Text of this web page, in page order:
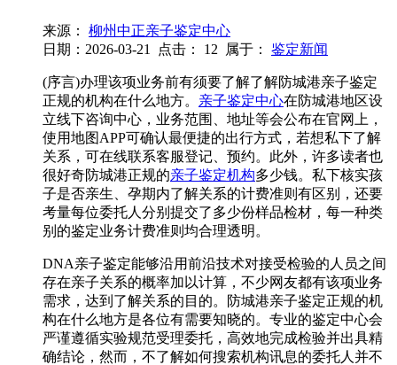
来源：
柳州中正亲子鉴定中心
日期：2026-03-21
点击： 12 属于： 鉴定新闻
(序言)办理该项业务前有须要了解了解防城港亲子鉴定
正规的机构在什么地方。 亲子鉴定中心在防城港地区设
立线下咨询中心，业务范围、地址等会公布在官网上，
使用地图APP可确认最便捷的出行方式，若想私下了解
关系，可在线联系客服登记、预约。此外，许多读者也
很好奇防城港正规的亲子鉴定机构多少钱。私下核实孩
子是否亲生、孕期内了解关系的计费准则有区别，还要
考量每位委托人分别提交了多少份样品检材，每一种类
别的鉴定业务计费准则均合理透明。
DNA亲子鉴定能够沿用前沿技术对接受检验的人员之间
存在亲子关系的概率加以计算，不少网友都有该项业务
需求，达到了解关系的目的。防城港亲子鉴定正规的机
构在什么地方是各位有需要知晓的。专业的鉴定中心会
严谨遵循实验规范受理委托，高效地完成检验并出具精
确结论，然而，不了解如何搜索机构讯息的委托人并不